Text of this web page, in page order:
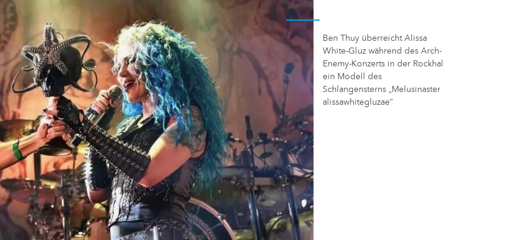
Ben Thuy überreicht Alissa
White-Gluz während des Arch-
Enemy-Konzerts in der Rockhal
ein Modell des
Schlangensterns „Melusinaster
alissawhitegluzae“